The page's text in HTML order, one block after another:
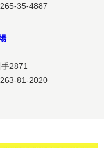
35-4887
手2871
81-2020